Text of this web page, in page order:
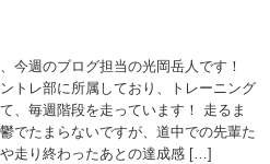
今週のブログ担当の光岡岳人です！
トレ部に所属しており、トレーニング
、毎週階段を走っています！ 走るま
でたまらないですが、道中での先輩た
走り終わったあとの達成感 […]